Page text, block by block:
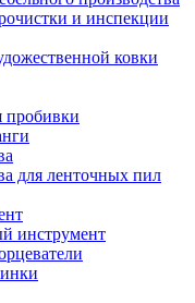
и инспекции
ковки
пробивки
для ленточных пил
инструмент